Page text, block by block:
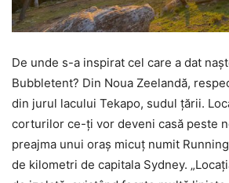
De unde s-a inspirat cel care a dat
Bubbletent? Din Noua Zeelandă,
din jurul lacului Tekapo, sudul țării.
corturilor ce-ți vor deveni casă peste
preajma unui oraș micuț numit
de kilometri de capitala Sydney.